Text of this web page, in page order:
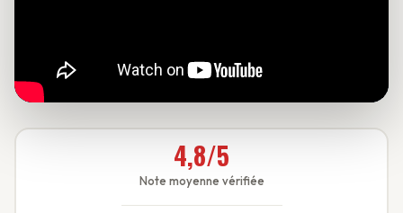
4,8/5
Note moyenne vérifiée